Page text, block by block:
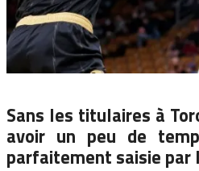
Sans les titulaires à
avoir un peu de
parfaitement saisie par